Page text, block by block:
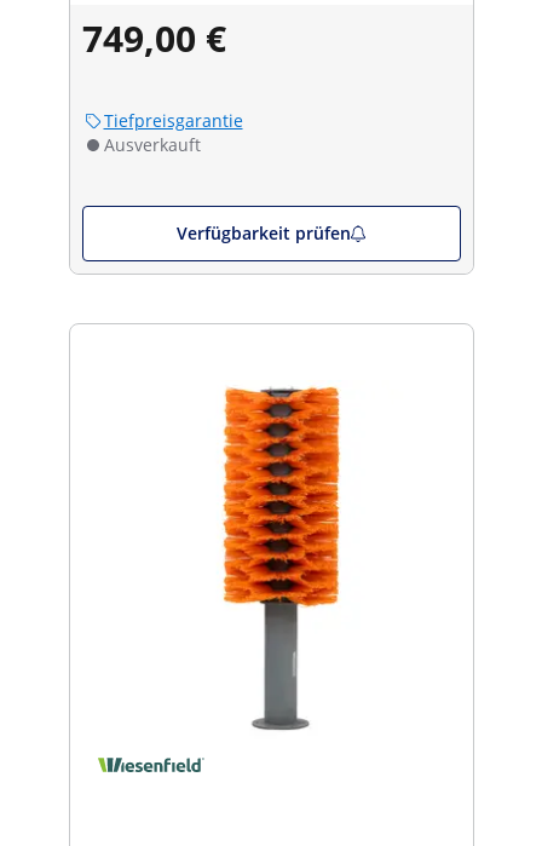
749,00 €
Tiefpreisgarantie
Ausverkauft
Verfügbarkeit prüfen